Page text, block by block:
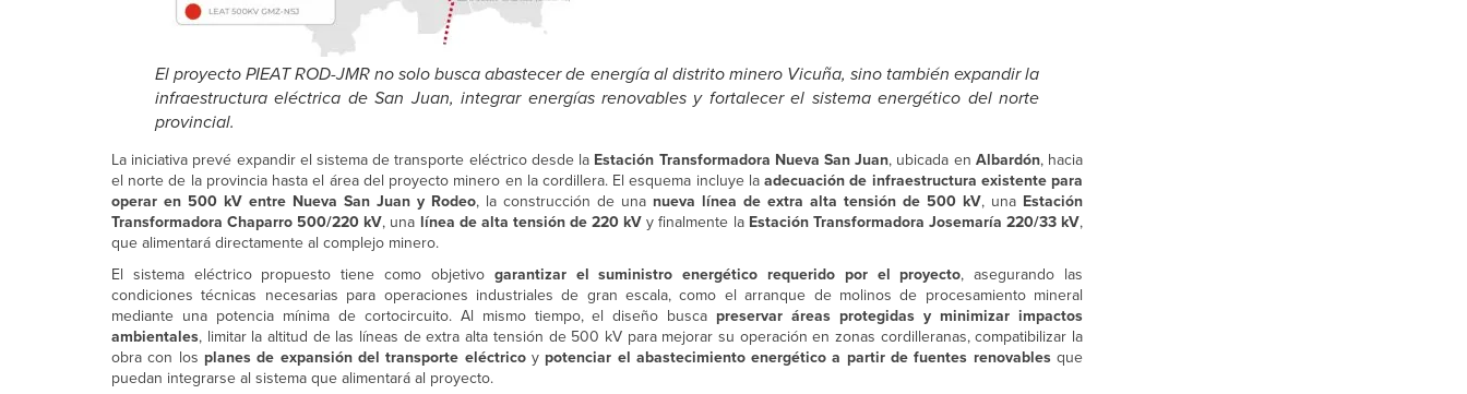
El proyecto PIEAT ROD-JMR no solo busca abastecer de energía al distrito minero Vicuña, sino también expandir la
infraestructura eléctrica de San Juan, integrar energías renovables y fortalecer el sistema energético del norte
provincial.
La iniciativa prevé expandir el sistema de transporte eléctrico desde la Estación Transformadora Nueva San Juan, ubicada en Albardón, hacia
el norte de la provincia hasta el área del proyecto minero en la cordillera. El esquema incluye laadecuación de infraestructura existente para
operar en 500 kV entre Nueva San Juan y Rodeo, la construcción de una nueva línea de extra alta tensión de 500 kV, una Estación
Transformadora Chaparro 500/220 kV, una línea de alta tensión de 220 kV y finalmente la Estación Transformadora Josemaría 220/33 kV,
que alimentará directamente al complejo minero.
El sistema eléctrico propuesto tiene como objetivo garantizar el suministro energético requerido por el proyecto, asegurando las
condiciones técnicas necesarias para operaciones industriales de gran escala, como el arranque de molinos de procesamiento mineral
mediante una potencia mínima de cortocircuito. Al mismo tiempo, el diseño busca preservar áreas protegidas y minimizar impactos
ambientales, limitar la altitud de las líneas de extra alta tensión de 500 kV para mejorar su operación en zonas cordilleranas, compatibilizar la
obra con los planes de expansión del transporte eléctricoy potenciar el abastecimiento energético a partir de fuentes renovablesque
puedan integrarse al sistema que alimentará al proyecto.